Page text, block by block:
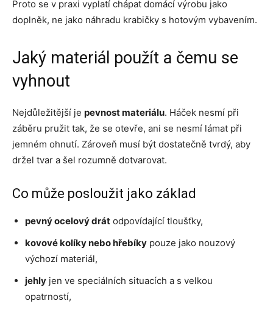
Proto se v praxi vyplatí chápat domácí výrobu jako
doplněk, ne jako náhradu krabičky s hotovým vybavením.
Jaký materiál použít a čemu se
vyhnout
Nejdůležitější je pevnost materiálu. Háček nesmí při
záběru pružit tak, že se otevře, ani se nesmí lámat při
jemném ohnutí. Zároveň musí být dostatečně tvrdý, aby
držel tvar a šel rozumně dotvarovat.
Co může posloužit jako základ
pevný ocelový drát odpovídající tloušťky,
kovové kolíky nebo hřebíky pouze jako nouzový
výchozí materiál,
jehly jen ve speciálních situacích a s velkou
opatrností,